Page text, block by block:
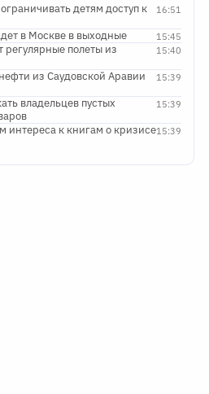
16:51
детям доступ к
15:45
в Москве в выходные
15:40
регулярные полеты из
15:39
из Саудовской Аравии
15:39
владельцев пустых
15:39
интереса к книгам о кризисе